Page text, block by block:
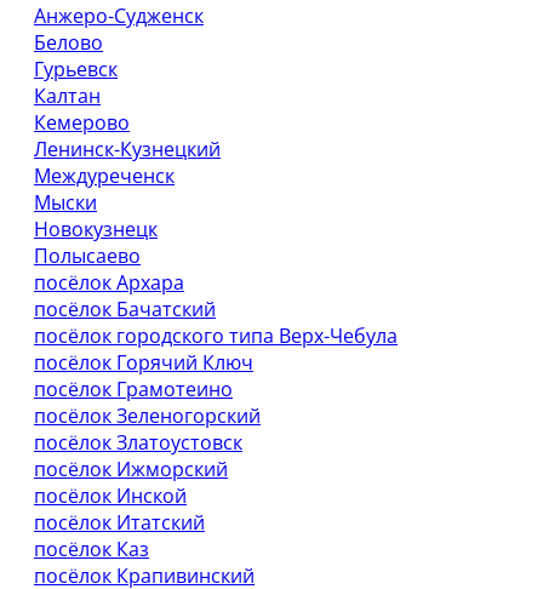
Анжеро-Судженск
Белово
Гурьевск
Калтан
Кемерово
Ленинск-Кузнецкий
Междуреченск
Мыски
Новокузнецк
Полысаево
посёлок Архара
посёлок Бачатский
посёлок городского типа Верх-Чебула
посёлок Горячий Ключ
посёлок Грамотеино
посёлок Зеленогорский
посёлок Златоустовск
посёлок Ижморский
посёлок Инской
посёлок Итатский
посёлок Каз
посёлок Крапивинский